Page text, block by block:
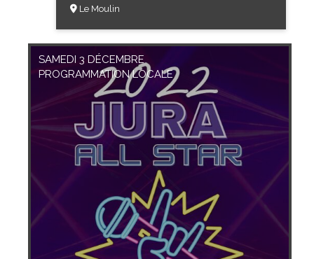
Le Moulin
SAMEDI 3 DÉCEMBRE
PROGRAMMATION LOCALE